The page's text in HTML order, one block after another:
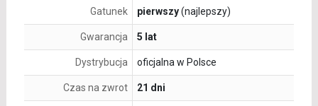
Gatunek pierwszy(najlepszy)
Gwarancja 5 lat
Dystrybucja oficjalna w Polsce
Czas na zwrot 21 dni